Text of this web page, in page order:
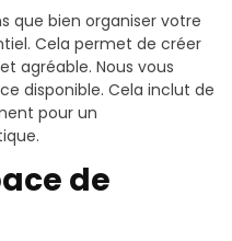
que bien organiser votre
Cela permet de créer
agréable. Nous vous
disponible. Cela inclut de
pour un
de